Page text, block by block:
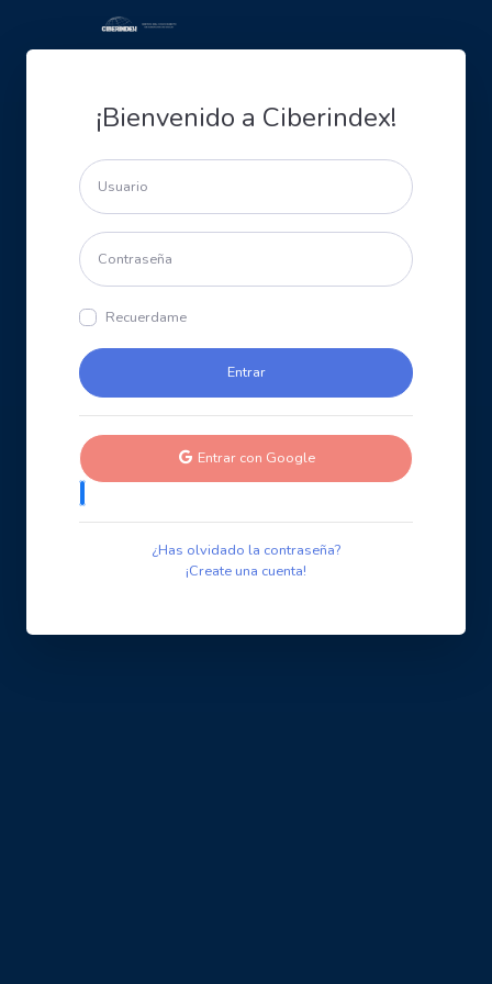
¡Bienvenido a Ciberindex!
Recuerdame
Entrar con Google
¿Has olvidado la contraseña?
¡Create una cuenta!